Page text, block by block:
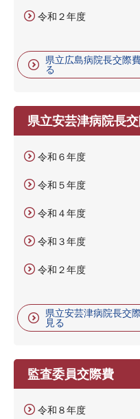
令和２年度
県立広島病院長交際
る
県立安芸津病院長
令和６年度
令和５年度
令和４年度
令和３年度
令和２年度
県立安芸津病院長交
見る
監査委員交際費
令和８年度